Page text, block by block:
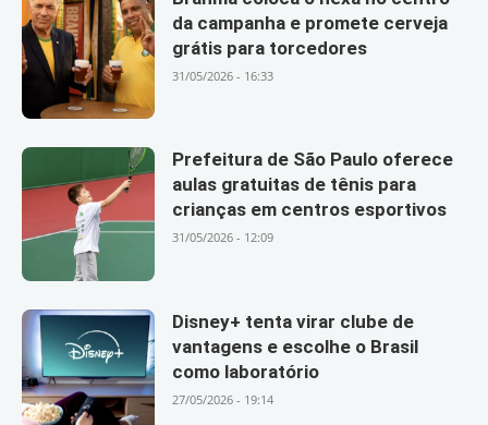
da campanha e promete cerveja
grátis para torcedores
31/05/2026 - 16:33
Prefeitura de São Paulo oferece
aulas gratuitas de tênis para
crianças em centros esportivos
31/05/2026 - 12:09
Disney+ tenta virar clube de
vantagens e escolhe o Brasil
como laboratório
27/05/2026 - 19:14